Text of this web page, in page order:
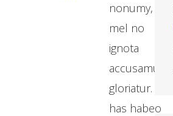
nonumy,
mel no
ignota
accusamus
gloriatur. Id
has habeo